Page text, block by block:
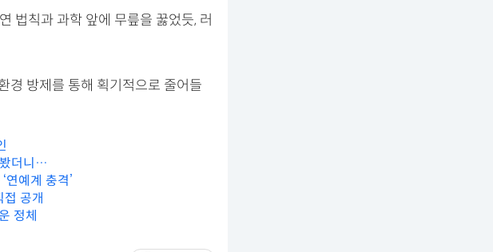
법칙과 과학 앞에 무릎을 꿇었듯, 러
경 방제를 통해 획기적으로 줄어들
봤더니…
예계 충격’
공개
정체